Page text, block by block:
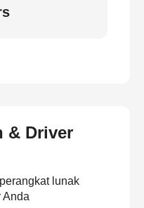
& Driver
lunak
Anda